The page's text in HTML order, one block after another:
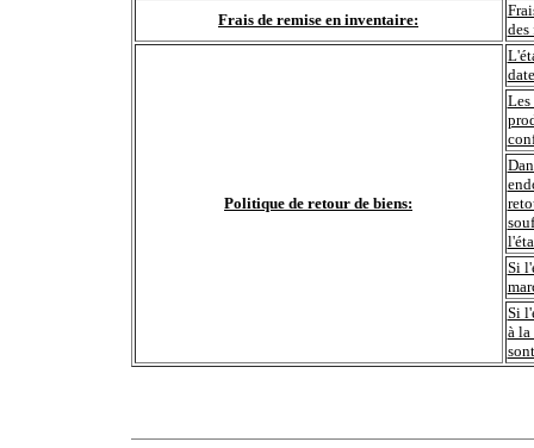
Frais de remise en inventaire:
des
Politique de retour de biens:
Les
Si
Si
à la